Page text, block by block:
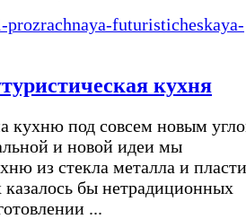
кухня
кухню под совсем новым
и новой идеи мы
из стекла металла и
казалось бы нетрадиционных
...